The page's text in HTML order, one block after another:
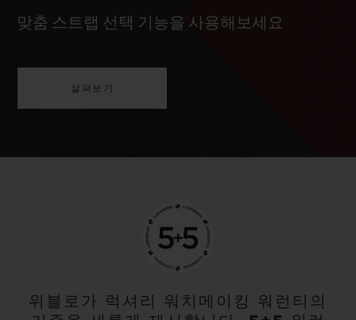
맞춤 스트랩 선택 기능을 사용해보세요
살펴보기
위블로가 럭셔리 워치메이킹 워런티의